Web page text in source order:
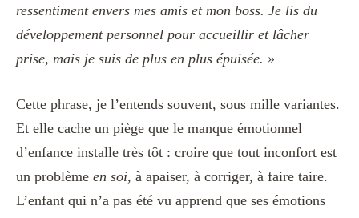
ressentiment envers mes amis et mon boss. Je lis du
développement personnel pour accueillir et lâcher
prise, mais je suis de plus en plus épuisée. »
Cette phrase, je l’entends souvent, sous mille variantes.
Et elle cache un piège que le manque émotionnel
d’enfance installe très tôt : croire que tout inconfort est
un problème en soi, à apaiser, à corriger, à faire taire.
L’enfant qui n’a pas été vu apprend que ses émotions